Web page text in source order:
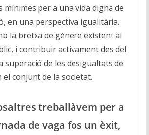
mínimes per a una vida digna de
en una perspectiva igualitària.
la bretxa de gènere existent al
i contribuir activament des del
superació de les desigualtats de
el conjunt de la societat.
treballàvem per a
de vaga fos un èxit,